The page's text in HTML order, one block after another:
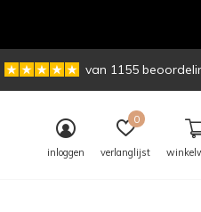
inloggen verlanglijst
0
van 1155